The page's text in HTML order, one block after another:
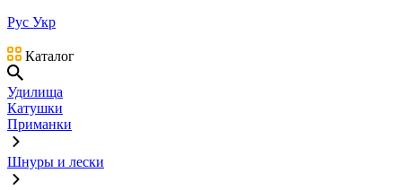
Рус Укр
Каталог
Удилища
Катушки
Приманки
Шнуры и лески